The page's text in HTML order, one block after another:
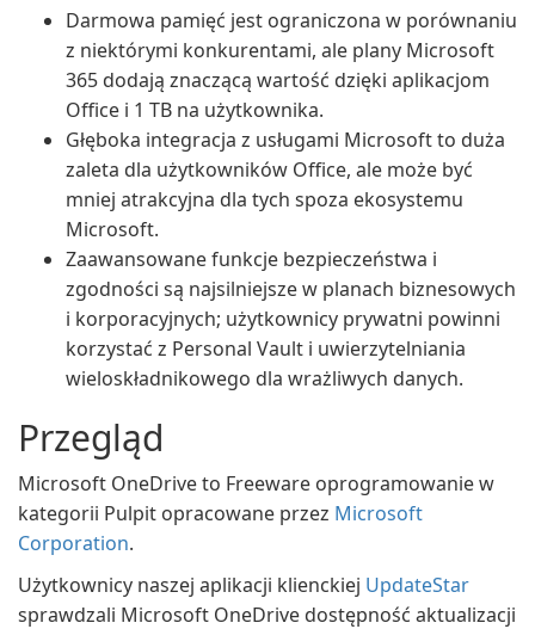
Darmowa pamięć jest ograniczona w porównaniu
z niektórymi konkurentami, ale plany Microsoft
365 dodają znaczącą wartość dzięki aplikacjom
Office i 1 TB na użytkownika.
Głęboka integracja z usługami Microsoft to duża
zaleta dla użytkowników Office, ale może być
mniej atrakcyjna dla tych spoza ekosystemu
Microsoft.
Zaawansowane funkcje bezpieczeństwa i
zgodności są najsilniejsze w planach biznesowych
i korporacyjnych; użytkownicy prywatni powinni
korzystać z Personal Vault i uwierzytelniania
wieloskładnikowego dla wrażliwych danych.
Przegląd
Microsoft OneDrive to Freeware oprogramowanie w
kategorii Pulpit opracowane przez Microsoft
Corporation.
Użytkownicy naszej aplikacji klienckiej UpdateStar
sprawdzali Microsoft OneDrive dostępność aktualizacji